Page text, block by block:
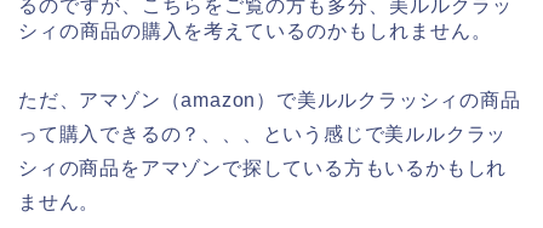
るのですが、こちらをご覧の方も多分、美ルルクラッ
シィの商品の購入を考えているのかもしれません。
ただ、アマゾン（amazon）で美ルルクラッシィの商品
って購入できるの？、、、という感じで美ルルクラッ
シィの商品をアマゾンで探している方もいるかもしれ
ません。